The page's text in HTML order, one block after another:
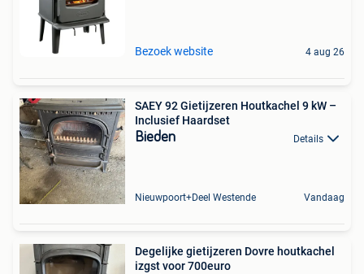
Bezoek website 4 aug 26
SAEY 92 Gietijzeren Houtkachel 9 kW –
Inclusief Haardset
Bieden Details
Nieuwpoort+Deel Westende Vandaag
Degelijke gietijzeren Dovre houtkachel
izgst voor 700euro